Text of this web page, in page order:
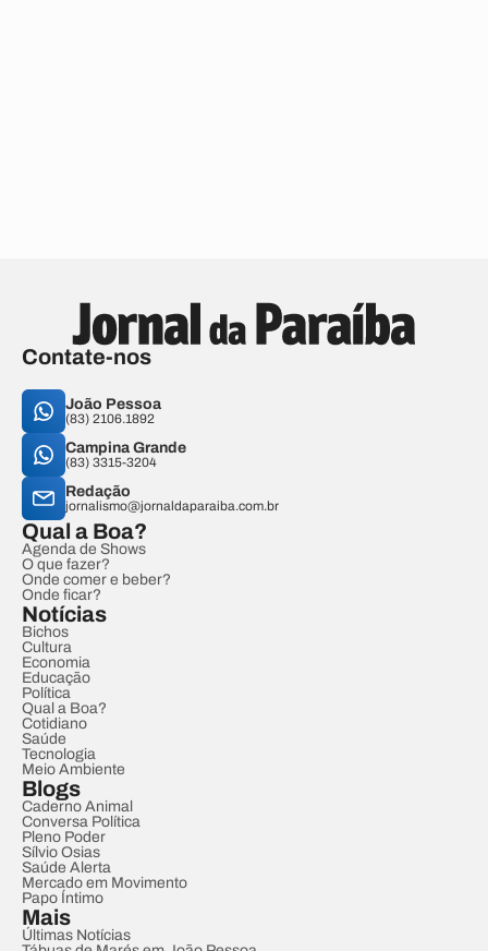
Contate-nos
João Pessoa
(83) 2106.1892
Campina Grande
(83) 3315-3204
Redação
jornalismo@jornaldaparaiba.com.br
Qual a Boa?
Agenda de Shows
O que fazer?
Onde comer e beber?
Onde ficar?
Notícias
Bichos
Cultura
Economia
Educação
Política
Qual a Boa?
Cotidiano
Saúde
Tecnologia
Meio Ambiente
Blogs
Caderno Animal
Conversa Política
Pleno Poder
Sílvio Osias
Saúde Alerta
Mercado em Movimento
Papo Íntimo
Mais
Últimas Notícias